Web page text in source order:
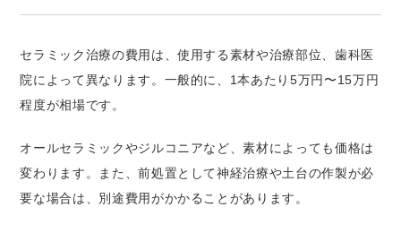
セラミック治療の費用は、使用する素材や治療部位、歯科医
院によって異なります。一般的に、1本あたり5万円〜15万円
程度が相場です。
オールセラミックやジルコニアなど、素材によっても価格は
変わります。また、前処置として神経治療や土台の作製が必
要な場合は、別途費用がかかることがあります。